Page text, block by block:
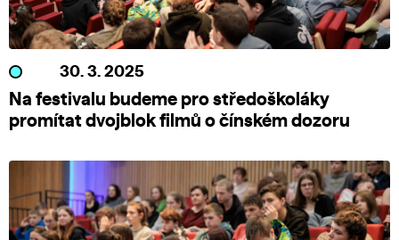
30. 3. 2025
Na festivalu budeme pro středoškoláky
promítat dvojblok filmů o čínském dozoru